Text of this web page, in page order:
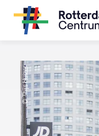
© Thijs Huizer